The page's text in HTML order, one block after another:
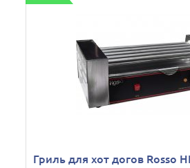
Гриль для хот догов Rosso